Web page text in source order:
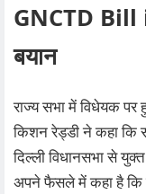
GNCTD
बयान
राज्य सभा में विधेयक पर
किशन रेड्डी ने कहा कि
दिल्ली विधानसभा से
अपने फैसले में कहा है कि